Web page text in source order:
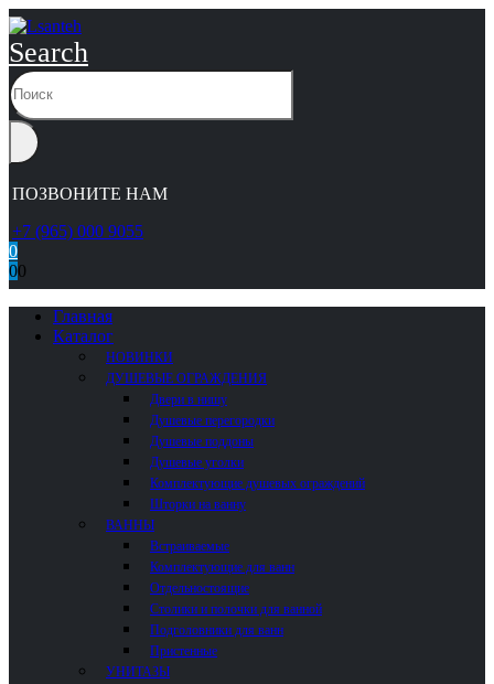
Search
ПОЗВОНИТЕ НАМ
+7 (965) 000 9055
0
00
Главная
Каталог
НОВИНКИ
ДУШЕВЫЕ ОГРАЖДЕНИЯ
Двери в нишу
Душевые перегородки
Душевые поддоны
Душевые уголки
Комплектующие душевых ограждений
Шторки на ванну
ВАННЫ
Встраиваемые
Комплектующие для ванн
Отдельностоящие
Столики и полочки для ванной
Подголовники для ванн
Пристенные
УНИТАЗЫ